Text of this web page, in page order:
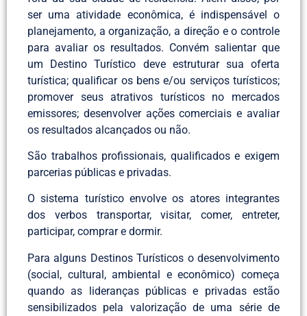
ser uma atividade econômica, é indispensável o
planejamento, a organização, a direção e o controle
para avaliar os resultados. Convém salientar que
um Destino Turístico deve estruturar sua oferta
turística; qualificar os bens e/ou serviços turísticos;
promover seus atrativos turísticos no mercados
emissores; desenvolver ações comerciais e avaliar
os resultados alcançados ou não.
São trabalhos profissionais, qualificados e exigem
parcerias públicas e privadas.
O sistema turístico envolve os atores integrantes
dos verbos transportar, visitar, comer, entreter,
participar, comprar e dormir.
Para alguns Destinos Turísticos o desenvolvimento
(social, cultural, ambiental e econômico) começa
quando as lideranças públicas e privadas estão
sensibilizados pela valorização de uma série de